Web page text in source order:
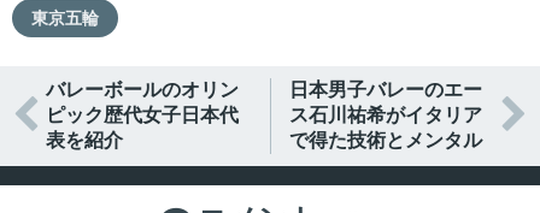
東京五輪

バレーボールのオリン
ピック歴代女子日本代
表を紹介
日本男子バレーのエー
ス石川祐希がイタリア
で得た技術とメンタル
